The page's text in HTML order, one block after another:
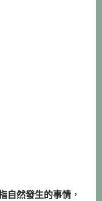
自然發生的事情 ，